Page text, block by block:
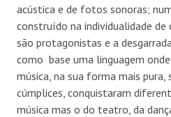
acústica e de fotos sonoras;
construído na individualidade de
são protagonistas e a
como base uma linguagem
música, na sua forma mais
cúmplices, conquistaram
música mas o do teatro, da